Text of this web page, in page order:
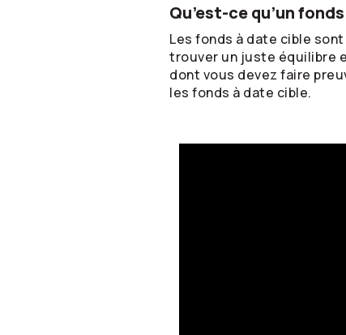
Qu’est-ce qu’un
Les fonds à date cible
trouver un juste équilibre
dont vous devez faire
les fonds à date cible.